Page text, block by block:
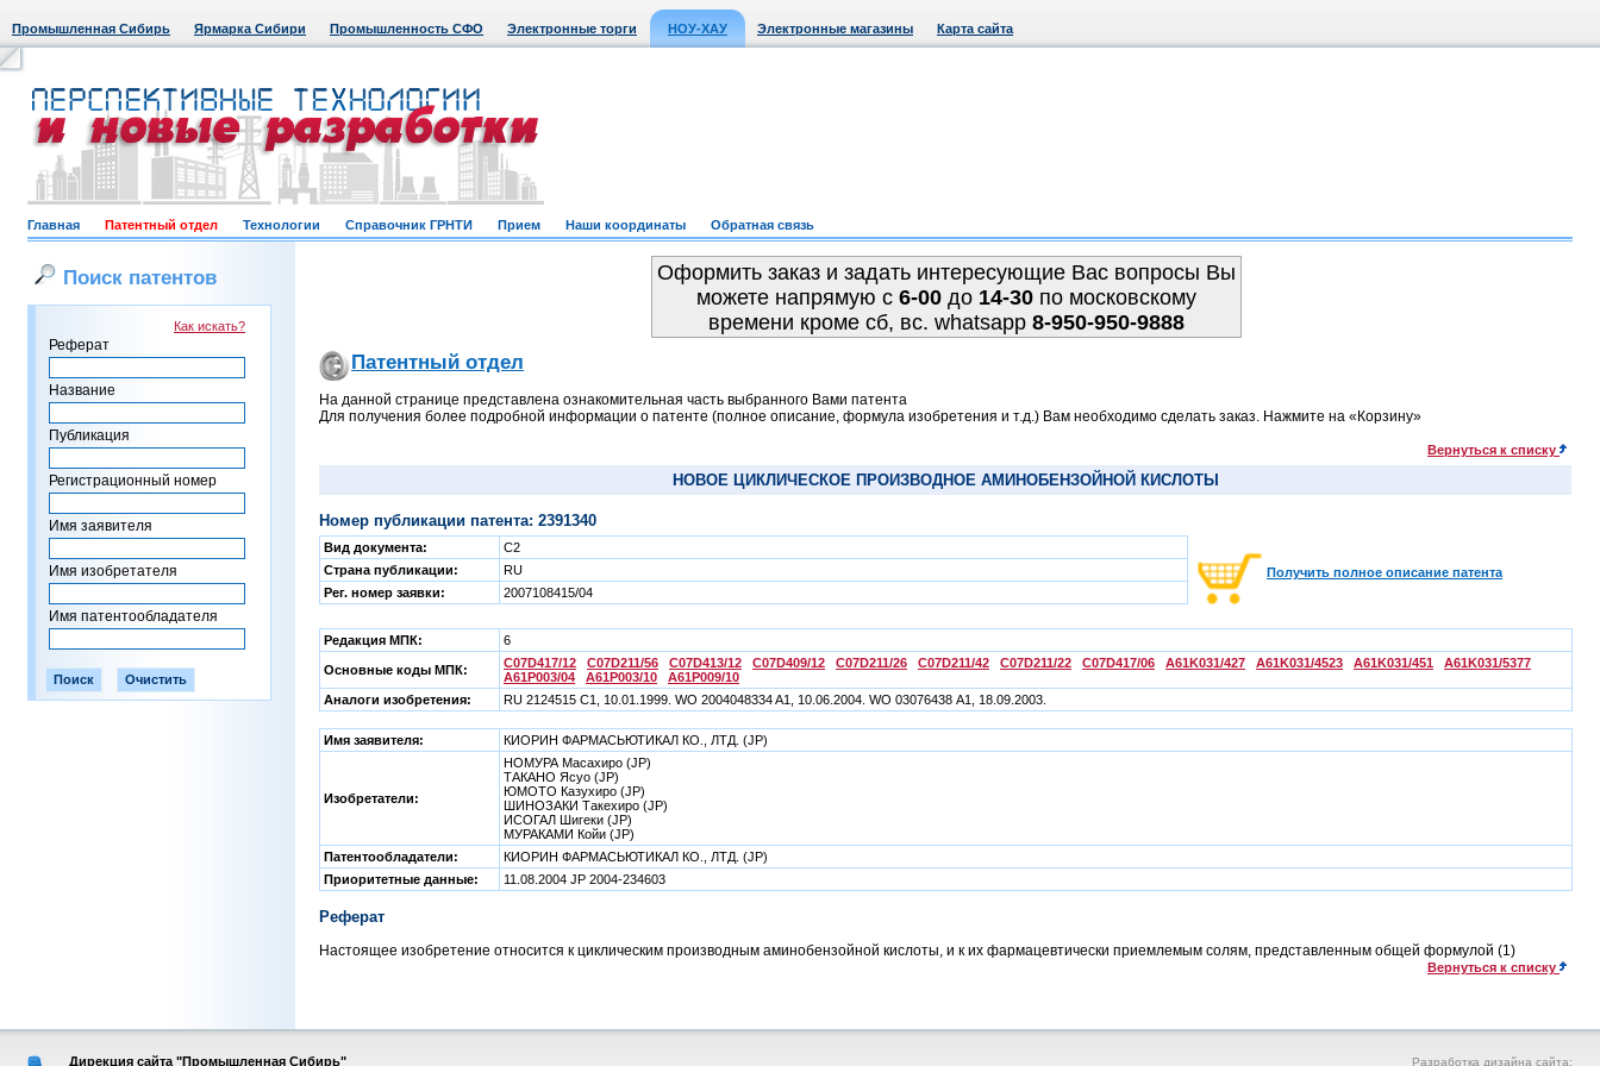
Промышленная Сибирь Ярмарка Сибири Промышленность СФО Электронные торги НОУ-ХАУ Электронные магазины Карта сайта
Главная Патентный отдел Технологии Справочник ГРНТИ Прием Наши координаты Обратная связь
Поиск патентов
Как искать?
Реферат
Название
Публикация
Регистрационный номер
Имя заявителя
Имя изобретателя
Имя патентообладателя
Оформить заказ и задать интересующие Вас вопросы Вы
можете напрямую c 6-00до 14-30по московскому
времени кроме сб, вс. whatsapp 8-950-950-9888
Патентный отдел
На данной странице представлена ознакомительная часть выбранного Вами патента
Для получения более подробной информации о патенте (полное описание, формула изобретения и т.д.) Вам необходимо сделать заказ. Нажмите на «Корзину»
Вернуться к списку
НОВОЕ ЦИКЛИЧЕСКОЕ ПРОИЗВОДНОЕ АМИНОБЕНЗОЙНОЙ КИСЛОТЫ
Номер публикации патента: 2391340
Вид документа:
C2
Страна публикации:
RU
Рег. номер заявки:
2007108415/04
Получить полное описание патента
Редакция МПК: 6
Основные коды МПК: C07D417/12 C07D211/56 C07D413/12 C07D409/12 C07D211/26 C07D211/42 C07D211/22 C07D417/06 A61K031/427 A61K031/4523 A61K031/451
A61K031/5377
A61P003/04
A61P003/10
A61P009/10
Аналоги изобретения:
RU 2124515 С1, 10.01.1999. WO 2004048334 A1, 10.06.2004. WO 03076438 А1, 18.09.2003.
Имя заявителя: КИОРИН ФАРМАСЬЮТИКАЛ КО., ЛТД. (JP)
Изобретатели:
НОМУРА Масахиро (JP)
ТАКАНО Ясуо (JP)
ЮМОТО Казухиро (JP)
ШИНОЗАКИ Такехиро (JP)
ИСОГАЛ Шигеки (JP)
МУРАКАМИ Койи (JP)
Патентообладатели:
КИОРИН ФАРМАСЬЮТИКАЛ КО., ЛТД. (JP)
Приоритетные данные:
11.08.2004 JP 2004-234603
Реферат
Настоящее изобретение относится к циклическим производным аминобензойной кислоты, и к их фармацевтически приемлемым солям, представленным общей формулой (1)
Вернуться к списку
Дирекция сайта "Промышленная Сибирь" Разработка дизайна сайта: